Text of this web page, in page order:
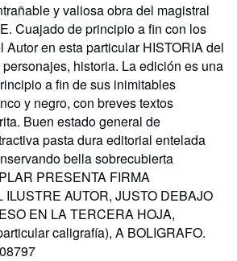
y valiosa obra del magistral
Cuajado de principio a fin con los
en esta particular HISTORIA del
historia. La edición es una
a fin de sus inimitables
y negro, con breves textos
Buen estado general de
pasta dura editorial entelada
bella sobrecubierta
PRESENTA FIRMA
ILUSTRE AUTOR, JUSTO DEBAJO
EN LA TERCERA HOJA,
caligrafía), A BOLIGRAFO.